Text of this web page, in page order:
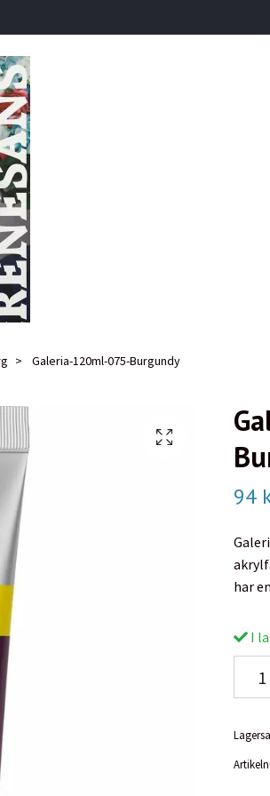
Galeria-120ml-075-Burgundy
94
har
I